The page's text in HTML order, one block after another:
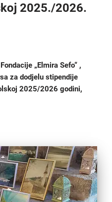
2025./2026.
„Elmira Sefo“ ,
za dodjelu stipendije
2025/2026 godini,